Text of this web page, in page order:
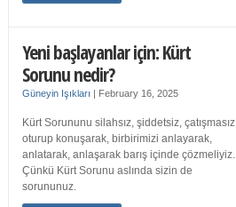
Yeni başlayanlar için: Kürt
Sorunu nedir?
Güneyin Işıkları | February 16, 2025
Kürt Sorununu silahsız, şiddetsiz, çatışmasız
oturup konuşarak, birbirimizi anlayarak,
anlatarak, anlaşarak barış içinde çözmeliyiz.
Çünkü Kürt Sorunu aslında sizin de
sorununuz.